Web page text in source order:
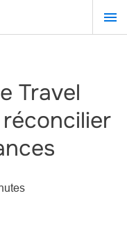
Travel